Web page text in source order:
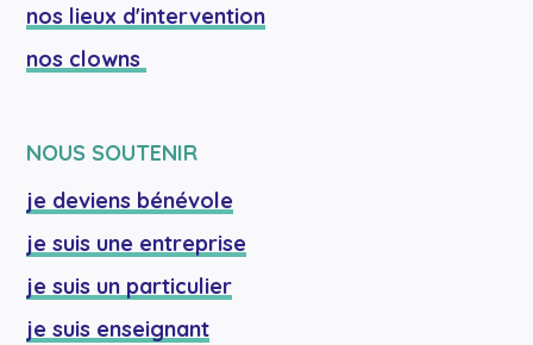
nos lieux d'intervention
nos clowns
NOUS SOUTENIR
je deviens bénévole
je suis une entreprise
je suis un particulier
je suis enseignant